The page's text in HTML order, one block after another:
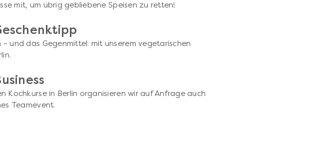
mit, um übrig gebliebene Speisen zu retten!
– und das Gegenmittel: mit unserem vegetarischen
Kochkurse in Berlin organisieren wir auf Anfrage auch
Teamevent.